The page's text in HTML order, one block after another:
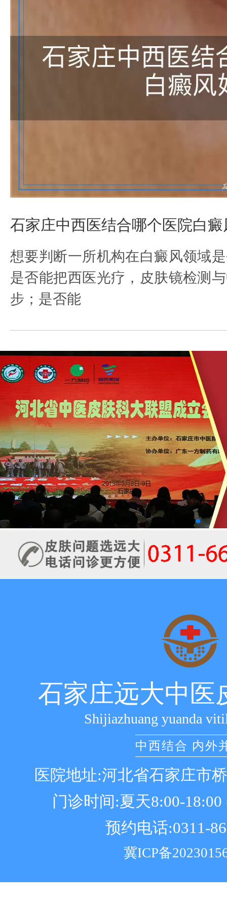
石家庄中西医结合哪个医院白癜
想要判断一所机构在白癜风领域
是否能把西医光疗，皮肤镜检测
步；是否能
石家庄远大中医
Shijiazhuang yuanda
中西结合 内外
医院地址:河北省石家庄市
门诊时间:夏天8:00-18:00
预约电话:0311-
冀ICP备